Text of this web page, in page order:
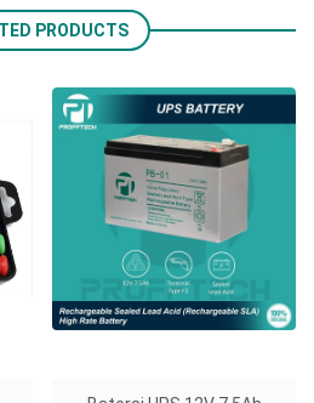
PRODUCTS